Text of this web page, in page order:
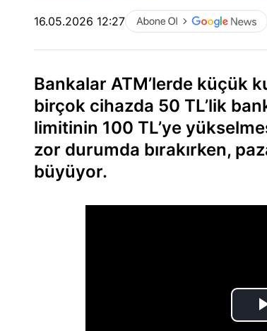
16.05.2026 12:27
Bankalar ATM’lerde küçük
birçok cihazda 50 TL’lik
limitinin 100 TL’ye
zor durumda bırakırken,
büyüyor.